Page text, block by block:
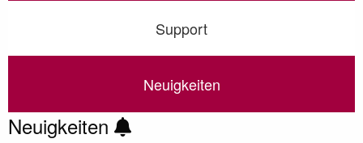
Support
Neuigkeiten
Neuigkeiten